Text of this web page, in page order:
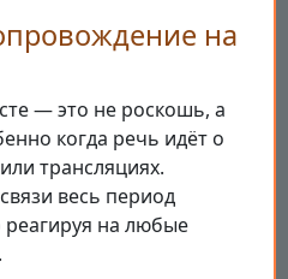
на
— это не роскошь, а
когда речь идёт о
трансляциях.
весь период
на любые